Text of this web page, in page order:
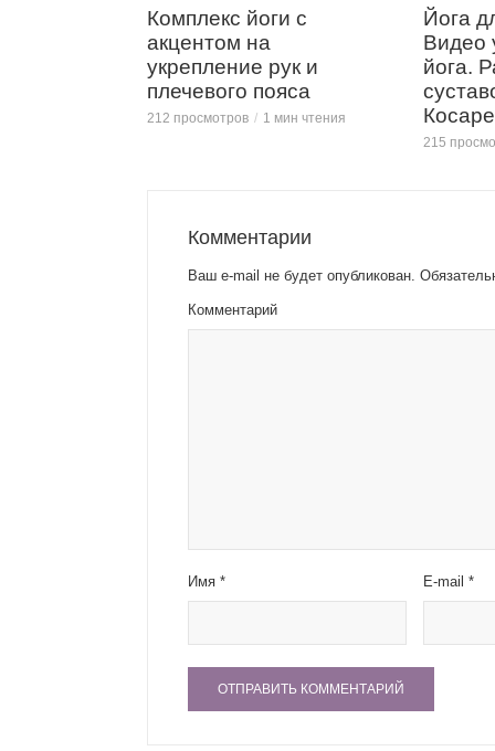
Комплекс йоги с
акцентом на
укрепление рук и
плечевого пояса
212 просмотров 1 мин чтения
Йога
Видео
йога.
215
Комментарии
Ваш e-mail не будет опубликован.
Комментарий
Имя * E-mail*